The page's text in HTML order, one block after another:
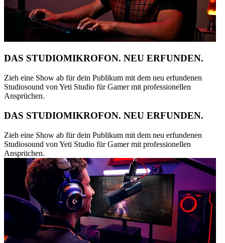
DAS STUDIOMIKROFON. NEU ERFUNDEN.
Zieh eine Show ab für dein Publikum mit dem neu erfundenen
Studiosound von Yeti Studio für Gamer mit professionellen
Ansprüchen.
DAS STUDIOMIKROFON. NEU ERFUNDEN.
Zieh eine Show ab für dein Publikum mit dem neu erfundenen
Studiosound von Yeti Studio für Gamer mit professionellen
Ansprüchen.